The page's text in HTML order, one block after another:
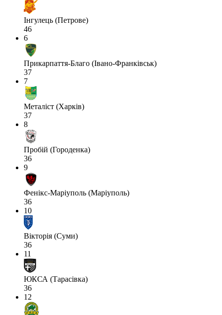
Інгулець (Петрове)
46
6
Прикарпаття-Благо (Івано-Франківськ)
37
7
Металіст (Харків)
37
8
Пробій (Городенка)
36
9
Фенікс-Маріуполь (Маріуполь)
36
10
Вікторія (Суми)
36
11
ЮКСА (Тарасівка)
36
12